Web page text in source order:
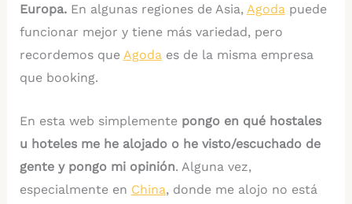
Europa.En algunas regiones de Asia, Agodapuede
funcionar mejor y tiene más variedad, pero
recordemos que Agodaes de la misma empresa
que booking.
En esta web simplementepongo en qué hostales
u hoteles me he alojado o he visto/escuchado de
gente y pongo mi opinión. Alguna vez,
especialmente en China, donde me alojo no está